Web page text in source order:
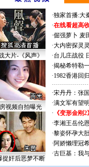
大片-《风声》
视频自拍曝光
捉奸后恶梦不断
·独家首播:大
·在线看超高
·倔强萝卜 麦
·大内密探灵
·台儿庄战役
·揭秘希特勒
·1982香港回
·宋丹丹：张
·满文军有望
· 《变形金刚
·李湘王岳伦
·黎姿怀孕大
·阿娇懒理冠
·古巨基：我